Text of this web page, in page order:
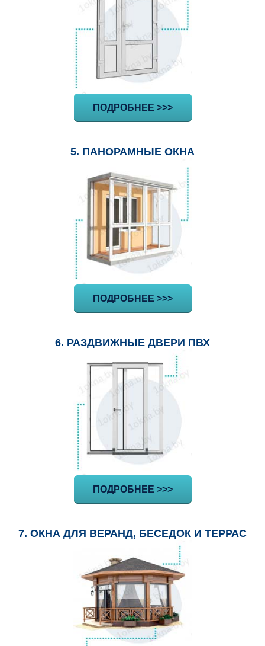
ПОДРОБНЕЕ >>>
5. ПАНОРАМНЫЕ ОКНА
ПОДРОБНЕЕ >>>
6. РАЗДВИЖНЫЕ ДВЕРИ ПВХ
ПОДРОБНЕЕ >>>
7. ОКНА ДЛЯ ВЕРАНД, БЕСЕДОК И ТЕРРАС